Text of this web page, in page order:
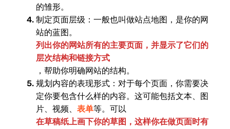
的雏形。
制定页面层级：一般也叫做站点地图，是你的网
站的蓝图。
列出你的网站所有的主要页面，并显示了它们的
层次结构和链接方式
，帮助你明确网站的结构。
规划内容的表现形式：对于每个页面，你需要决
定你要包含什么样的内容。这可能包括文本、图
片、视频、 表单等。可以
在草稿纸上画下你的草图，这样你在做页面时有